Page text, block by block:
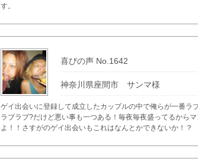
す。
喜びの声 No.1642
神奈川県座間市 サンマ様
ゲイ出会いに登録して成立したカップルの中で俺らが一番ラ
ラブラブ?だけど悪い事も一つある！毎夜毎夜盛ってるから
よ！！さすがのゲイ出会いもこれはなんとかできないか！？